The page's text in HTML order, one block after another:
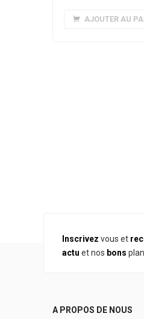
AJOUTER AU
Inscrivez vous et
actu et nos bons
A PROPOS DE NOUS